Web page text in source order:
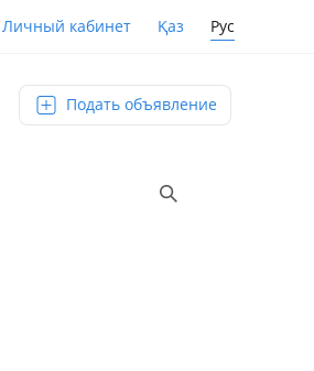
Личный кабинет Қаз Рус
Подать объявление